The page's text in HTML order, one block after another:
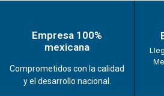
Empresa 100%
mexicana
Comprometidos con la calidad
y el desarrollo nacional.